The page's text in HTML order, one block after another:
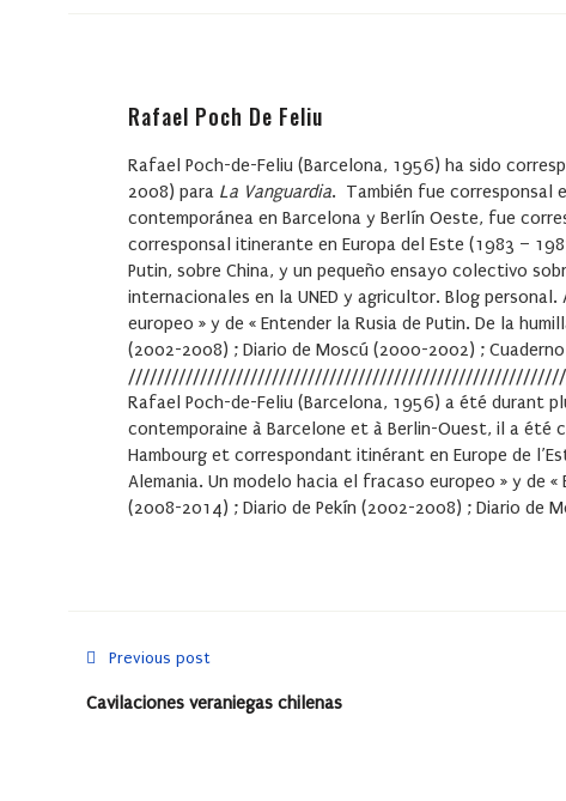
Rafael Poch De Feliu
Rafael Poch-de-Feliu (Barcelona, 1956) ha sido
2008) para La Vanguardia. También fue corresponsal
contemporánea en Barcelona y Berlín Oeste, fue
corresponsal itinerante en Europa del Este (1983 –
Putin, sobre China, y un pequeño ensayo colectivo
internacionales en la UNED y agricultor. Blog personal.
europeo » y de « Entender la Rusia de Putin. De la
(2002-2008) ; Diario de Moscú (2000-2002) ;
Rafael Poch-de-Feliu (Barcelona, 1956) a été durant
contemporaine à Barcelone et à Berlin-Ouest, il a été
Hambourg et correspondant itinérant en Europe de
Alemania. Un modelo hacia el fracaso europeo » y de «
(2008-2014) ; Diario de Pekín (2002-2008) ; Diario de
Previous post
Cavilaciones veraniegas chilenas